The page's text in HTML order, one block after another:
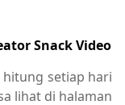
Snack Video
setiap hari
lihat di halaman